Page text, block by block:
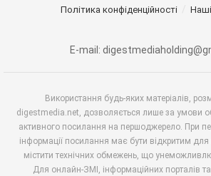
Політика конфіденційності
E-mail:
Використання будь-яких матеріалів,
digestmedia.net, дозволяється лише за умови
активного посилання на першоджерело. При
інформації посилання має бути відкритим
містити технічних обмежень, що
Для онлайн-ЗМІ, інформаційних порталів та